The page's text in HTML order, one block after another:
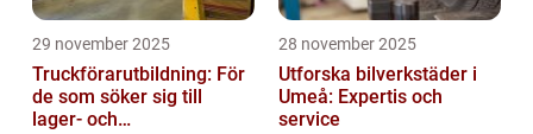
29 november 2025
Truckförarutbildning: För
de som söker sig till
lager- och
28 november 2025
Utforska bilverkstäder i
Umeå: Expertis och
service